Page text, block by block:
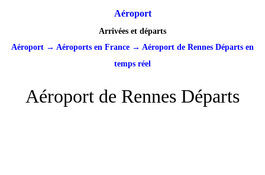
Aéroport
Arrivées et départs
Aéroport → Aéroports en France → Aéroport de Rennes Départs en
temps réel
Aéroport de Rennes Départs